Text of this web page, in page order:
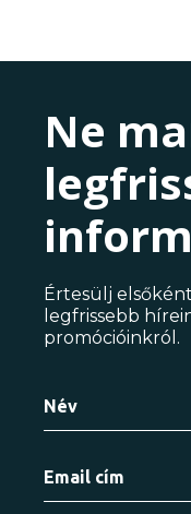
Ne
Értesülj
legfrissebb
promócióinkról.